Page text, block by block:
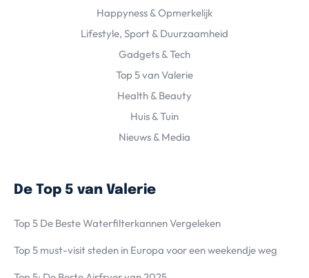
Happyness & Opmerkelijk
Lifestyle, Sport & Duurzaamheid
Gadgets & Tech
Top 5 van Valerie
Health & Beauty
Huis & Tuin
Nieuws & Media
De Top 5 van Valerie
Top 5 De Beste Waterfilterkannen Vergeleken
Top 5 must-visit steden in Europa voor een weekendje weg